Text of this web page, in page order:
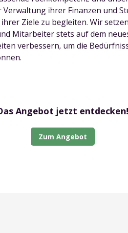
Verwaltung ihrer Finanzen und
Ziele zu begleiten. Wir
Mitarbeiter stets auf dem
verbessern, um die
Angebot jetzt entdecken!
Zum Angebot